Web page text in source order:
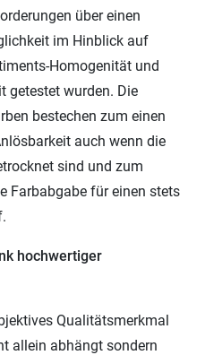
über einen
im Hinblick auf
Homogenität und
getestet wurden. Die
bestechen zum einen
auch wenn die
sind und zum
Farbabgabe für einen stets
hochwertiger
Qualitätsmerkmal
allein abhängt sondern